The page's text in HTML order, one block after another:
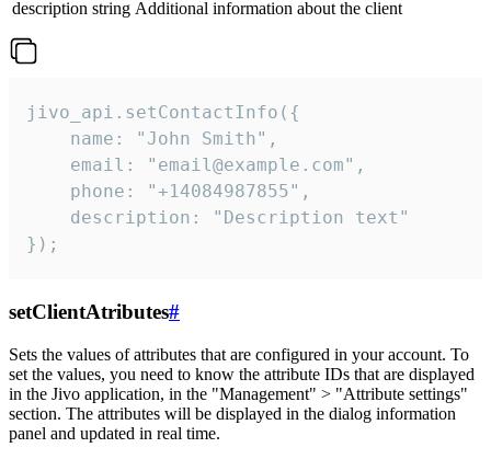
description string Additional information about the client
jivo_api.setContactInfo({
    name: "John Smith",
    email: "email@example.com",
    phone: "+14084987855",
    description: "Description text"
});
setClientAtributes#
Sets the values ​​of attributes that are configured in your account. To
set the values, you need to know the attribute IDs that are displayed
in the Jivo application, in the "Management" > "Attribute settings"
section. The attributes will be displayed in the dialog information
panel and updated in real time.